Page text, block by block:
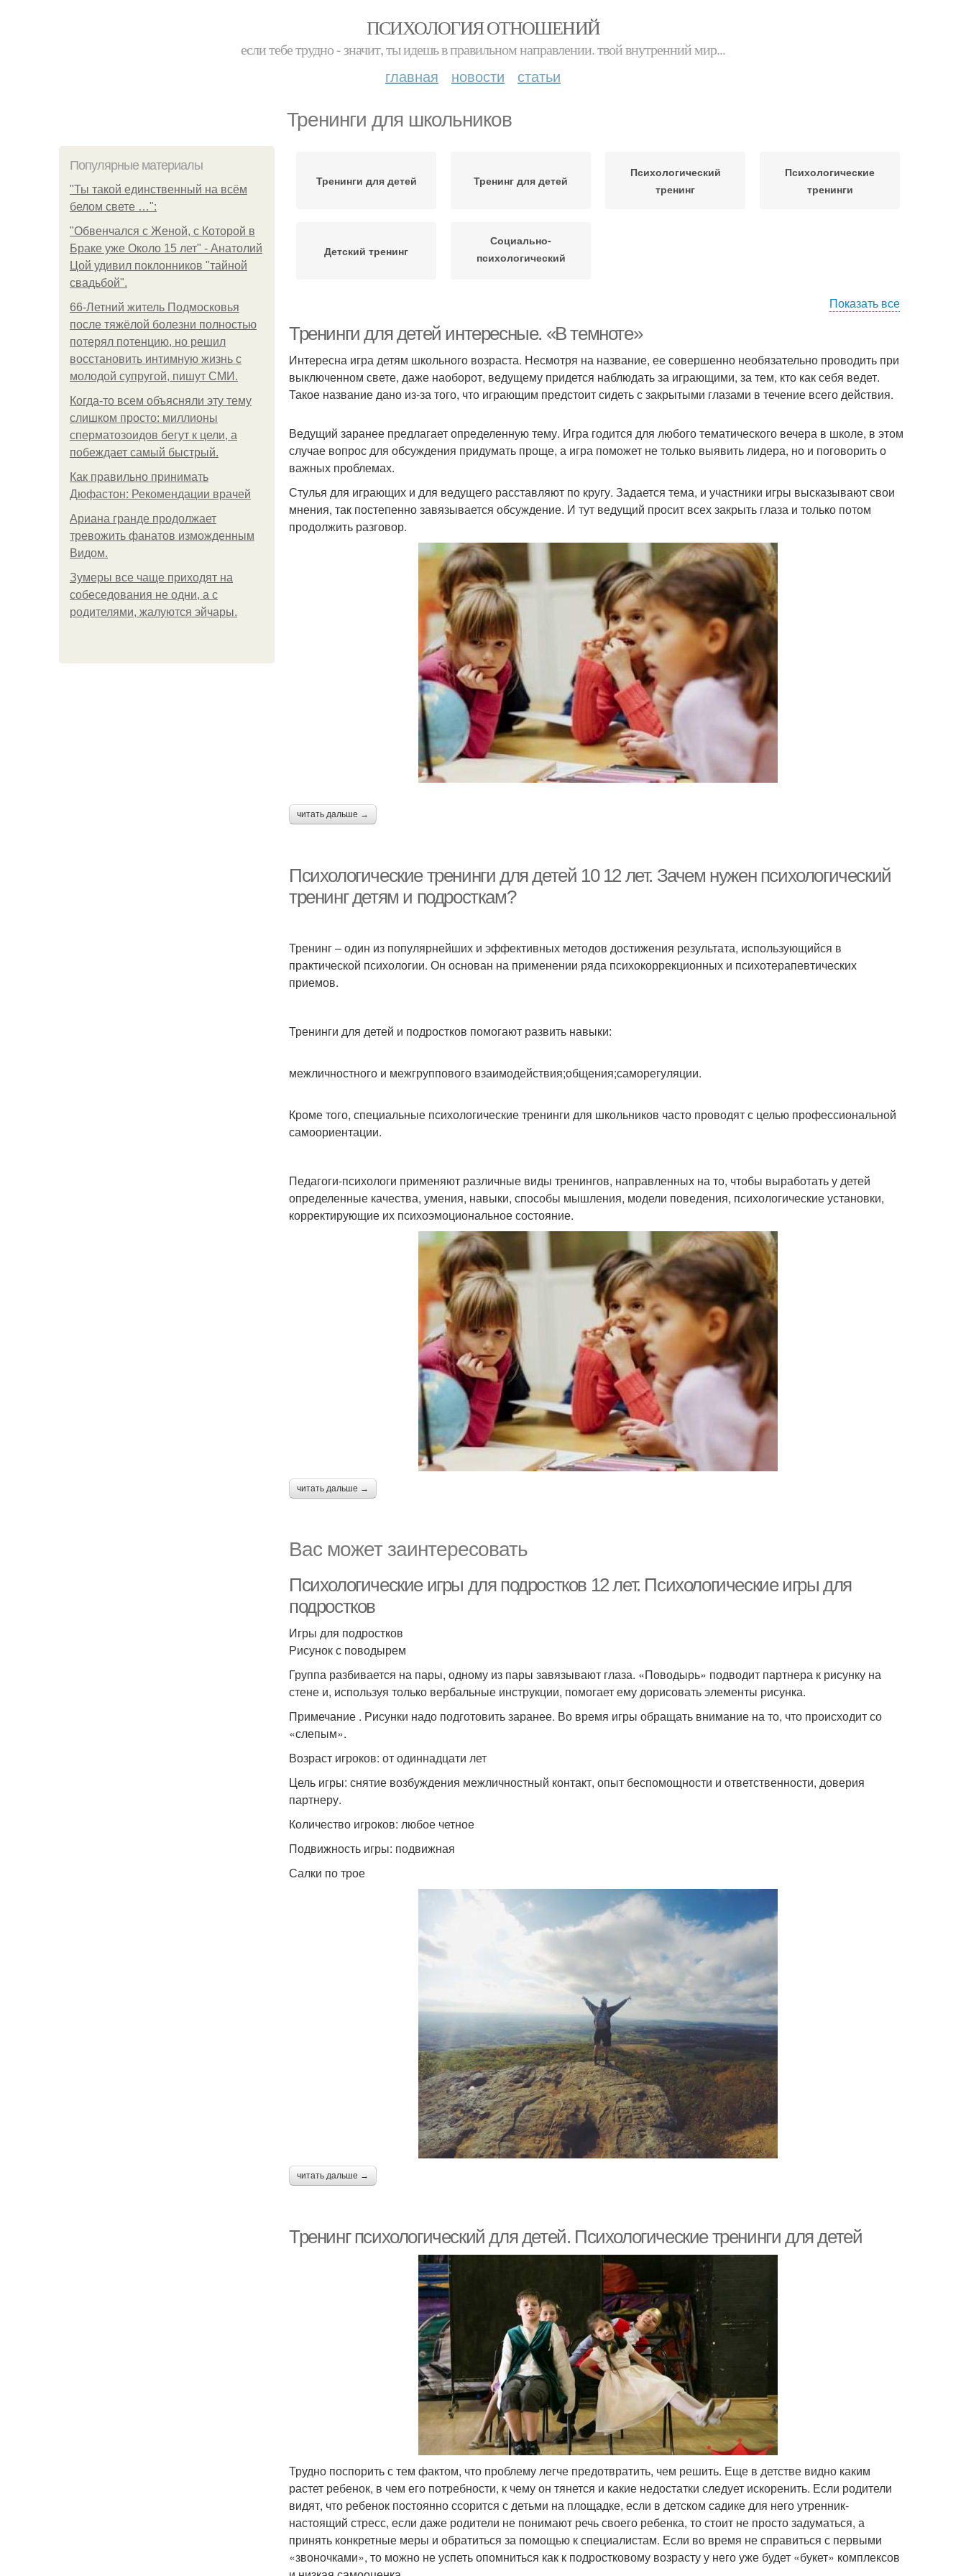
ПСИХОЛОГИЯ ОТНОШЕНИЙ
если тебе трудно - значит, ты идешь в правильном направлении. твой внутренний мир...
главная новости статьи
Тренинги для школьников
Популярные материалы
"Ты такой единственный на всём
белом свете …":
"Обвенчался с Женой, с Которой в
Браке уже Около 15 лет" - Анатолий
Цой удивил поклонников "тайной
свадьбой".
66-Летний житель Подмосковья
после тяжёлой болезни полностью
потерял потенцию, но решил
восстановить интимную жизнь с
молодой супругой, пишут СМИ.
Когда-то всем объясняли эту тему
слишком просто: миллионы
сперматозоидов бегут к цели, а
побеждает самый быстрый.
Как правильно принимать
Дюфастон: Рекомендации врачей
Ариана гранде продолжает
тревожить фанатов изможденным
Видом.
Зумеры все чаще приходят на
собеседования не одни, а с
родителями, жалуются эйчары.
Тренинги для детей Тренинг для детей
Психологический
тренинг
Психологические
тренинги
Детский тренинг
Социально-
психологический
Показать все
Тренинги для детей интересные. «В темноте»
Интересна игра детям школьного возраста. Несмотря на название, ее совершенно необязательно проводить при
выключенном свете, даже наоборот, ведущему придется наблюдать за играющими, за тем, кто как себя ведет.
Такое название дано из-за того, что играющим предстоит сидеть с закрытыми глазами в течение всего действия.
Ведущий заранее предлагает определенную тему. Игра годится для любого тематического вечера в школе, в этом
случае вопрос для обсуждения придумать проще, а игра поможет не только выявить лидера, но и поговорить о
важных проблемах.
Стулья для играющих и для ведущего расставляют по кругу. Задается тема, и участники игры высказывают свои
мнения, так постепенно завязывается обсуждение. И тут ведущий просит всех закрыть глаза и только потом
продолжить разговор.
читать дальше →
Психологические тренинги для детей 10 12 лет. Зачем нужен психологический
тренинг детям и подросткам?
Тренинг – один из популярнейших и эффективных методов достижения результата, использующийся в
практической психологии. Он основан на применении ряда психокоррекционных и психотерапевтических
приемов.
Тренинги для детей и подростков помогают развить навыки:
межличностного и межгруппового взаимодействия;общения;саморегуляции.
Кроме того, специальные психологические тренинги для школьников часто проводят с целью профессиональной
самоориентации.
Педагоги-психологи применяют различные виды тренингов, направленных на то, чтобы выработать у детей
определенные качества, умения, навыки, способы мышления, модели поведения, психологические установки,
корректирующие их психоэмоциональное состояние.
читать дальше →
Вас может заинтересовать
Психологические игры для подростков 12 лет. Психологические игры для
подростков
Игры для подростков
Рисунок с поводырем
Группа разбивается на пары, одному из пары завязывают глаза. «Поводырь» подводит партнера к рисунку на
стене и, используя только вербальные инструкции, помогает ему дорисовать элементы рисунка.
Примечание . Рисунки надо подготовить заранее. Во время игры обращать внимание на то, что происходит со
«слепым».
Возраст игроков: от одиннадцати лет
Цель игры: снятие возбуждения межличностный контакт, опыт беспомощности и ответственности, доверия
партнеру.
Количество игроков: любое четное
Подвижность игры: подвижная
Салки по трое
читать дальше →
Тренинг психологический для детей. Психологические тренинги для детей
Трудно поспорить с тем фактом, что проблему легче предотвратить, чем решить. Еще в детстве видно каким
растет ребенок, в чем его потребности, к чему он тянется и какие недостатки следует искоренить. Если родители
видят, что ребенок постоянно ссорится с детьми на площадке, если в детском садике для него утренник-
настоящий стресс, если даже родители не понимают речь своего ребенка, то стоит не просто задуматься, а
принять конкретные меры и обратиться за помощью к специалистам. Если во время не справиться с первыми
«звоночками», то можно не успеть опомниться как к подростковому возрасту у него уже будет «букет» комплексов